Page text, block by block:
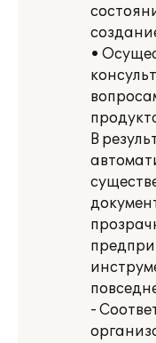
•
В
-